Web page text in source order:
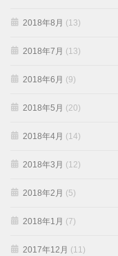
2018年8月 (13)
2018年7月 (13)
2018年6月 (9)
2018年5月 (20)
2018年4月 (14)
2018年3月 (12)
2018年2月 (5)
2018年1月 (7)
2017年12月 (11)